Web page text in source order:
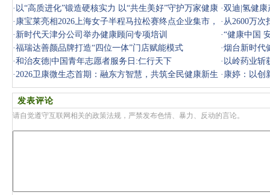
· 以“高质进化”锻造硬核实力 以“共生美好”守护万家健康
三
·双迪|氢健
· 康宝莱亮相2026上海女子半程马拉松赛终点企业集市，
以科学营养
· 从2600万
理
· 新时代天津分公司举办健康顾问专项培训 ·“健康中国
·福瑞达善颜品牌打造“四位一体”门店赋能模式 ·烟台新时代
·和治友德|中国青年志愿者服务日:仁行天下 · 以岭药业斩
·2026卫康微生态首期：融东方智慧，共筑全民健康新生
态
· 康婷：以创
发表评论
请自觉遵守互联网相关的政策法规，严禁发布色情、暴力、反动的言论。